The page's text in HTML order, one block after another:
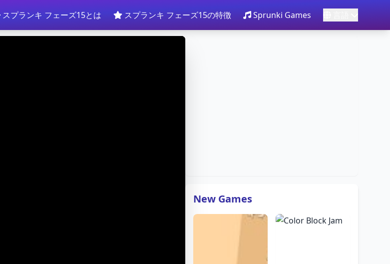
スプランキ フェーズ15とは スプランキ フェーズ15の特徴 Sprunki Games
New Games